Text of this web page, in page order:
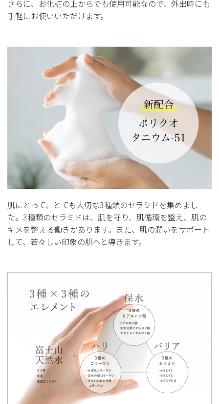
さらに、お化粧の上からでも使用可能なので、外出時にも
手軽にお使いいただけます。
肌にとって、とても大切な3種類のセラミドを集めまし
た。3種類のセラミドは、肌を守り、肌循環を整え、肌の
キメを整える働きがあります。また、肌の潤いをサポート
して、若々しい印象の肌へと導きます。